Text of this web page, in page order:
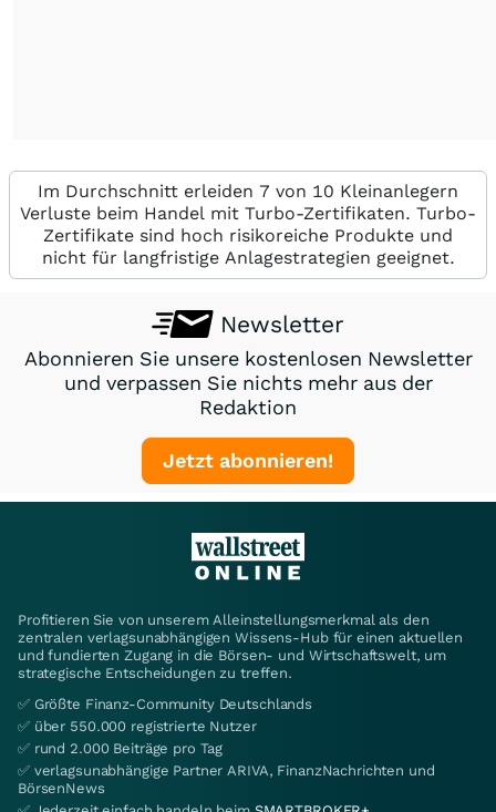
Im Durchschnitt erleiden 7 von 10 Kleinanlegern
Verluste beim Handel mit Turbo-Zertifikaten. Turbo-
Zertifikate sind hoch risikoreiche Produkte und
nicht für langfristige Anlagestrategien geeignet.
Newsletter
Abonnieren Sie unsere kostenlosen Newsletter
und verpassen Sie nichts mehr aus der
Redaktion
Jetzt abonnieren!
Profitieren Sie von unserem Alleinstellungsmerkmal als den
zentralen verlagsunabhängigen Wissens-Hub für einen aktuellen
und fundierten Zugang in die Börsen- und Wirtschaftswelt, um
strategische Entscheidungen zu treffen.
✅ Größte Finanz-Community Deutschlands
✅ über 550.000 registrierte Nutzer
✅ rund 2.000 Beiträge pro Tag
✅ verlagsunabhängige Partner ARIVA, FinanzNachrichten und
BörsenNews